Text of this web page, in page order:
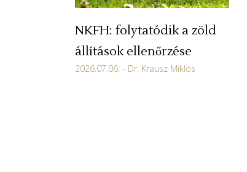
NKFH: folytatódik a zöld
állítások ellenőrzése
2026.07.06. Dr. Krausz Miklós